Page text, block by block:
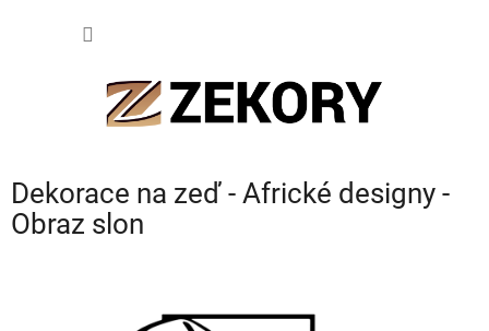
Dekorace na zeď - Africké designy -
Obraz slon